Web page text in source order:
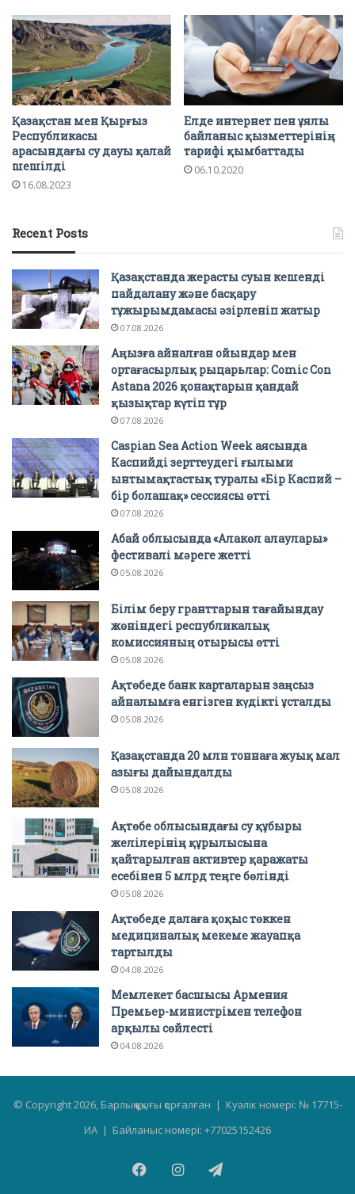
Қазақстан мен Қырғыз
Республикасы
арасындағы су дауы қалай
шешілді
16.08.2023
Елде интернет пен ұялы
байланыс қызметтерінің
тарифі қымбаттады
06.10.2020
Recent Posts
Қазақстанда жерасты суын кешенді
пайдалану және басқару
тұжырымдамасы әзірленіп жатыр
07.08.2026
Аңызға айналған ойындар мен
ортағасырлық рыцарьлар: Comic Con
Astana 2026 қонақтарын қандай
қызықтар күтіп тұр
07.08.2026
Caspian Sea Action Week аясында
Каспийді зерттеудегі ғылыми
ынтымақтастық туралы «Бір Каспий –
бір болашақ» сессиясы өтті
07.08.2026
Абай облысында «Алакөл алаулары»
фестивалі мәреге жетті
05.08.2026
Білім беру гранттарын тағайындау
жөніндегі республикалық
комиссияның отырысы өтті
05.08.2026
Ақтөбеде банк карталарын заңсыз
айналымға енгізген күдікті ұсталды
05.08.2026
Қазақстанда 20 млн тоннаға жуық мал
азығы дайындалды
05.08.2026
Ақтөбе облысындағы су құбыры
желілерінің құрылысына
қайтарылған активтер қаражаты
есебінен 5 млрд теңге бөлінді
05.08.2026
Ақтөбеде далаға қоқыс төккен
медициналық мекеме жауапқа
тартылды
04.08.2026
Мемлекет басшысы Армения
Премьер-министрімен телефон
арқылы сөйлесті
04.08.2026
© Copyright 2026, Барлық құқығы қорғалған | Куәлік номері: № 17715-
ИА | Байланыс номері: +77025152426
FacebookInstagramTelegram